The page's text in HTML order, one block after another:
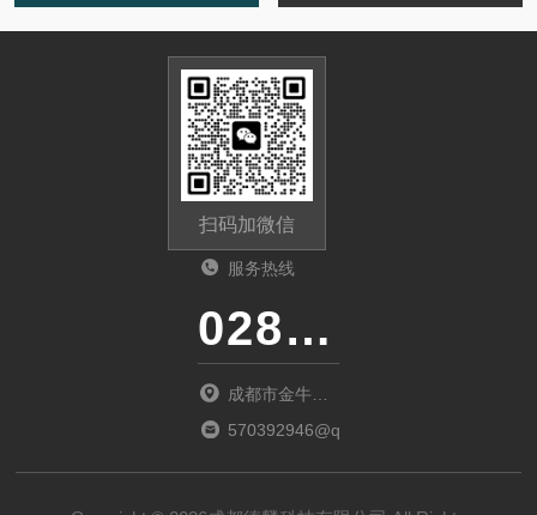
扫码加微信
服务热线
028-87741718
成都市金牛区
金府路799号1
570392946@qq.com